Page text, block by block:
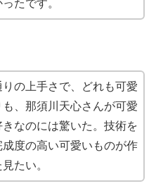
たです。
の上手さで、どれも可愛
、那須川天心さんが可愛
なのには驚いた。技術を
度の高い可愛いものが作
たい。